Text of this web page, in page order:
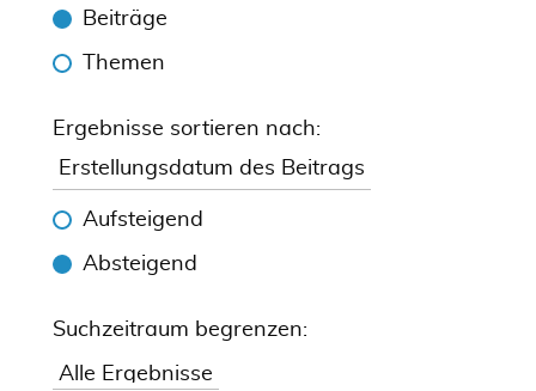
Beiträge
Themen
Ergebnisse sortieren nach:
Aufsteigend
Absteigend
Suchzeitraum begrenzen: